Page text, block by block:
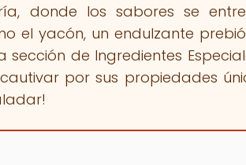
donde los sabores se
el yacón, un endulzante
sección de Ingredientes
por sus propiedades